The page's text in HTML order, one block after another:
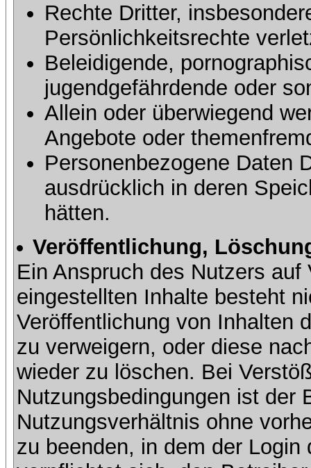
Rechte Dritter,
Persönlichkeitsrechte
Beleidigende,
jugendgefährdende oder
Allein oder überwiegend
Angebote oder
Personenbezogene Daten
ausdrücklich in deren
hätten.
Veröffentlichung,
Ein Anspruch des Nutzers
eingestellten Inhalte besteht
Veröffentlichung von Inhalten
zu verweigern, oder diese
wieder zu löschen. Bei
Nutzungsbedingungen ist der
Nutzungsverhältnis ohne
zu beenden, in dem der